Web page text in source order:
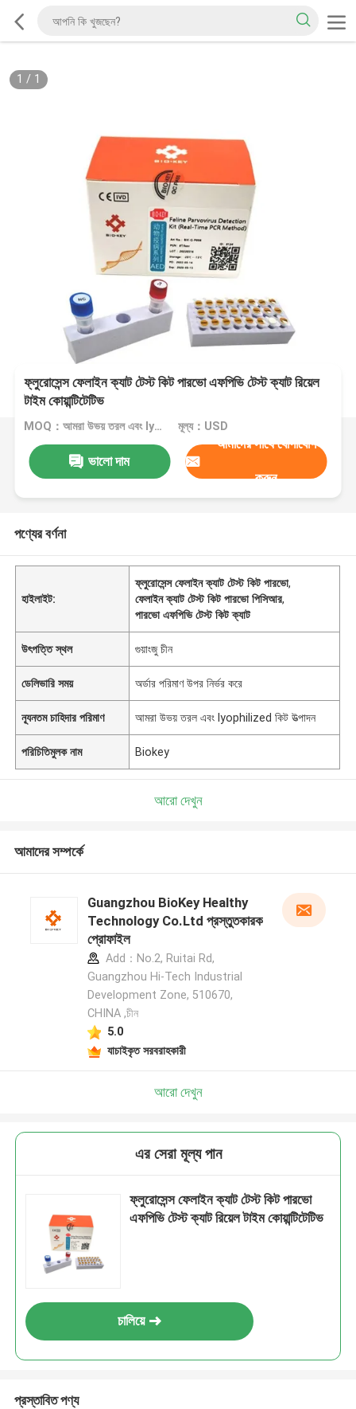
1 / 1
ফ্লুরোসেন্স ফেলাইন ক্যাট টেস্ট কিট পারভো এফপিভি টেস্ট ক্যাট রিয়েল
টাইম কোয়ান্টিটেটিভ
MOQ：আমরা উভয় তরল এবং lyophilized কিট উত্পাদন মূল্য：USD
ভালো দাম
আমাদের সাথে যোগাযোগ
করুন
পণ্যের বর্ণনা
হাইলাইট:
ফ্লুরোসেন্স ফেলাইন ক্যাট টেস্ট কিট পারভো,
ফেলাইন ক্যাট টেস্ট কিট পারভো পিসিআর,
পারভো এফপিভি টেস্ট কিট ক্যাট
উৎপত্তি স্থল গুয়াংজু চীন
ডেলিভারি সময় অর্ডার পরিমাণ উপর নির্ভর করে
ন্যূনতম চাহিদার পরিমাণ আমরা উভয় তরল এবং lyophilized কিট উত্পাদন
পরিচিতিমুলক নাম Biokey
আরো দেখুন
আমাদের সম্পর্কে
Guangzhou BioKey Healthy
Technology Co.Ltd প্রস্তুতকারক
প্রোফাইল
Add：No.2, Ruitai Rd,
Guangzhou Hi-Tech Industrial
Development Zone, 510670,
CHINA ,চীন
5.0
যাচাইকৃত সরবরাহকারী
আরো দেখুন
এর সেরা মূল্য পান
ফ্লুরোসেন্স ফেলাইন ক্যাট টেস্ট কিট পারভো
এফপিভি টেস্ট ক্যাট রিয়েল টাইম কোয়ান্টিটেটিভ
চালিয়ে
প্রস্তাবিত পণ্য